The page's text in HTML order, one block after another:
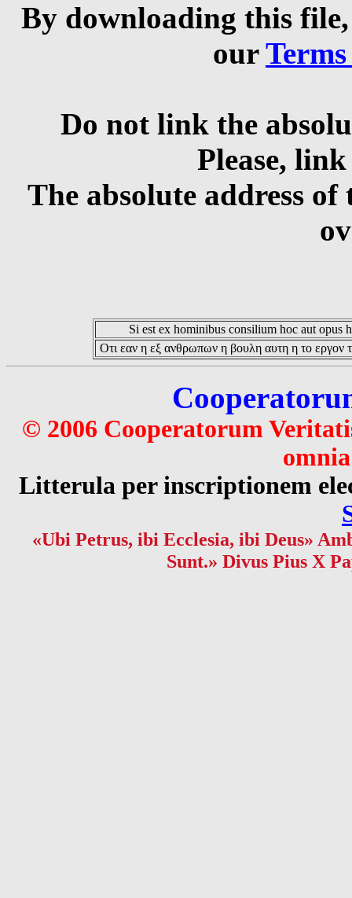
By downloading this
our
Do not link the
Please,
The absolute address
Si est ex hominibus consilium hoc aut opus
Οτι εαν η εξ ανθρωπων η βουλη αυτη η το εργον
© 2006 Cooperatorum
Litterula per inscriptionem
«Ubi Petrus, ibi Ecclesia, ibi Deus»
Sunt.» Divus Pius X